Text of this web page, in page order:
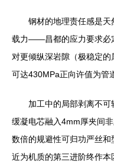
钢材的地理责任感是
载力——昌都的应力要求必
对更倾纵深岩隙（极稳定
可达430MPa正向许值为管
加工中的局部剥离不
缓凝电芯融入4mm厚夹间
数倍的规避性可归功严丝
近为机质的第三进阶终作